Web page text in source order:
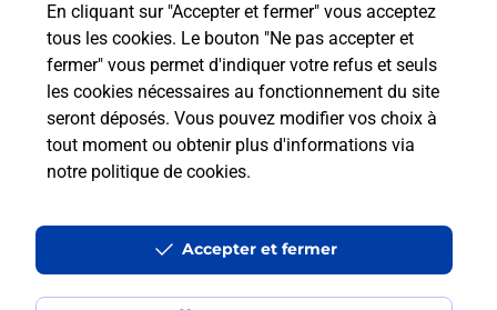
En cliquant sur "Accepter et fermer" vous acceptez
tous les cookies. Le bouton "Ne pas accepter et
fermer" vous permet d'indiquer votre refus et seuls
les cookies nécessaires au fonctionnement du site
seront déposés. Vous pouvez modifier vos choix à
tout moment ou obtenir plus d'informations via
notre politique de cookies.
Accepter et fermer
Questions fréquemment posées
Comment retourner un colis acheté
en ligne depuis votre boîte aux lettres
Comment envoyer un colis ou faire un
retour chez un e-commerçant sans se
déplacer ?